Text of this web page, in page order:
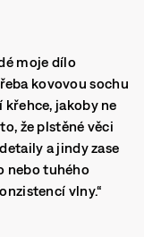
moje dílo
kovovou sochu
jakoby ne
že plstěné věci
a jindy zase
nebo tuhého
vlny.“